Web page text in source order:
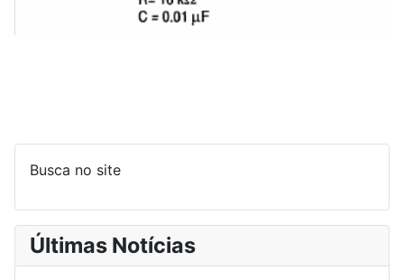
Busca no site
Últimas Notícias